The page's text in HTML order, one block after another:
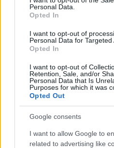
Personal Data.
Opted In
I want to opt-out of
Personal Data for Targeted
Opted In
I want to opt-out of
Retention, Sale, and/or
Personal Data that Is
Purposes for which it was
Opted Out
Google consents
I want to allow Google to
related to advertising like
regione.
Andrea
Andrea Innocenti
rientro di una
crisi diplomatica,
definisce linee
a Napoli, parla
rapporti con ONG